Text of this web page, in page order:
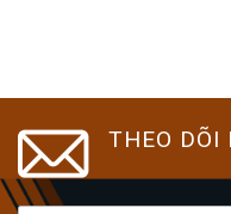
THEO DÕI